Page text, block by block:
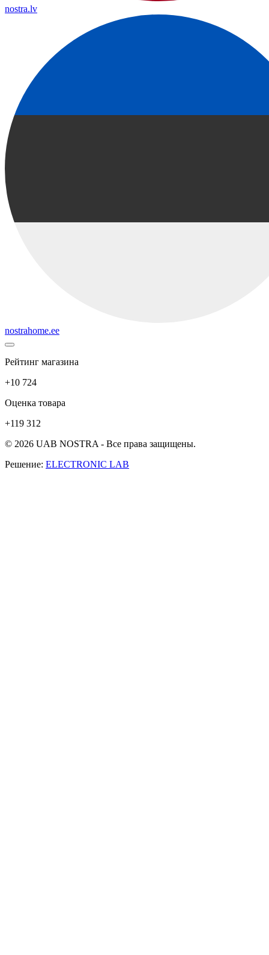
nostra.lv
nostrahome.ee
Рейтинг магазина
+10 724
Оценка товара
+119 312
© 2026 UAB NOSTRA - Все права защищены.
Решение: ELECTRONIC LAB